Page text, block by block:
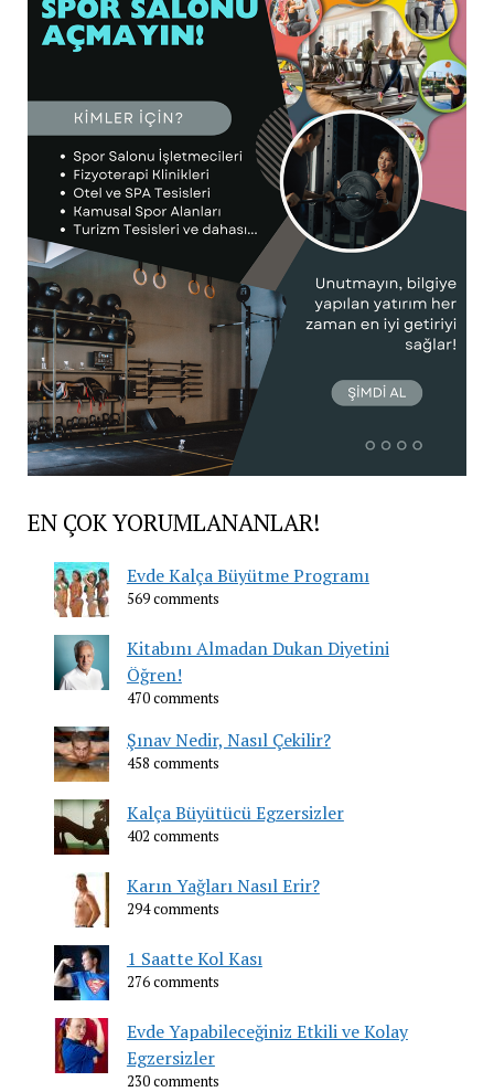
EN ÇOK YORUMLANANLAR!
Evde Kalça Büyütme Programı
569 comments
Kitabını Almadan Dukan Diyetini
Öğren!
470 comments
Şınav Nedir, Nasıl Çekilir?
458 comments
Kalça Büyütücü Egzersizler
402 comments
Karın Yağları Nasıl Erir?
294 comments
1 Saatte Kol Kası
276 comments
Evde Yapabileceğiniz Etkili ve Kolay
Egzersizler
230 comments